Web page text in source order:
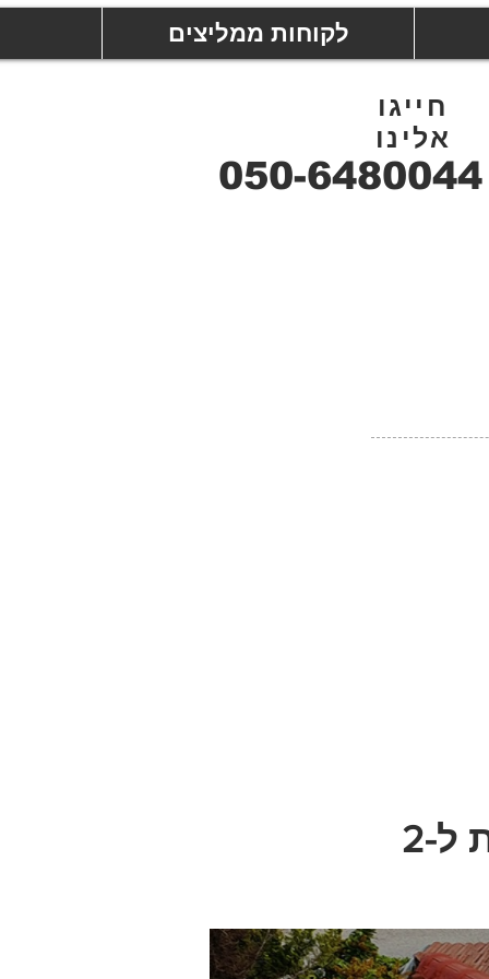
לקוחות ממליצים
חייגו
אלינו
050-6480044
בגמר העבודה תינתן תעודת אחריות ל-2